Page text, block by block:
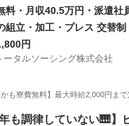
駅 その他 スタッフ
料・月収40.5万円・派遣社
組立・加工・プレス 交替制
円
ータルソーシング株式会社
かも寮費無料】最大時給2,000円
その他
年も調律していない🎹】